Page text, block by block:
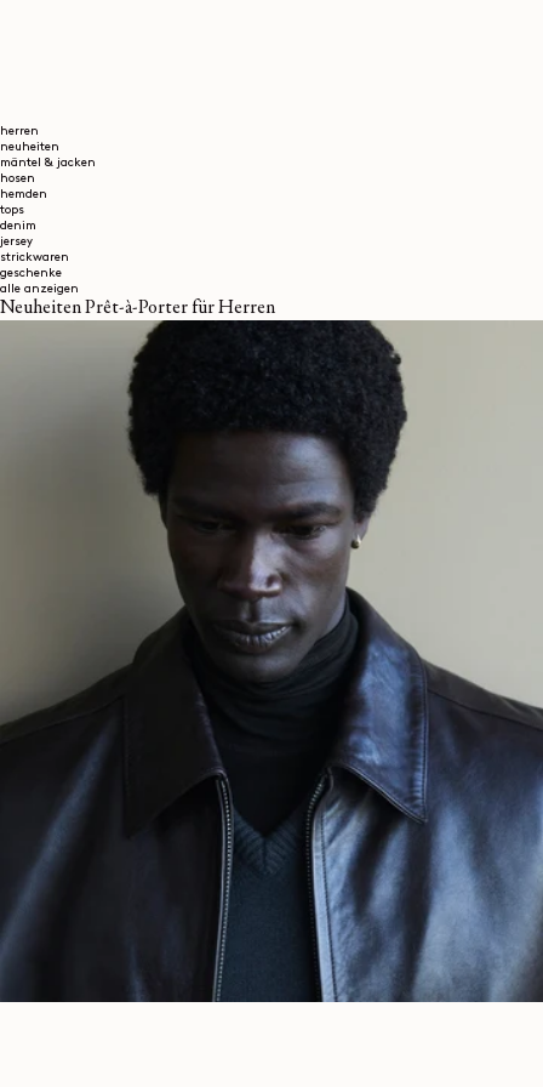
herren
neuheiten
mäntel & jacken
hosen
hemden
tops
denim
jersey
strickwaren
geschenke
alle anzeigen
Neuheiten Prêt-à-Porter für Herren